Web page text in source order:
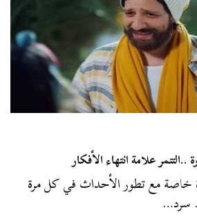
علامة انتهاء الأفكار
خاصة مع تطور الأحداث في كل مرة
سرد…